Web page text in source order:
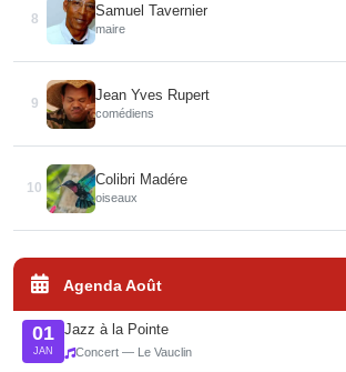
8
Samuel Tavernier
maire
9
Jean Yves Rupert
comédiens
10
Colibri Madére
oiseaux
Agenda Août
01
JAN
Jazz à la Pointe
Concert — Le Vauclin